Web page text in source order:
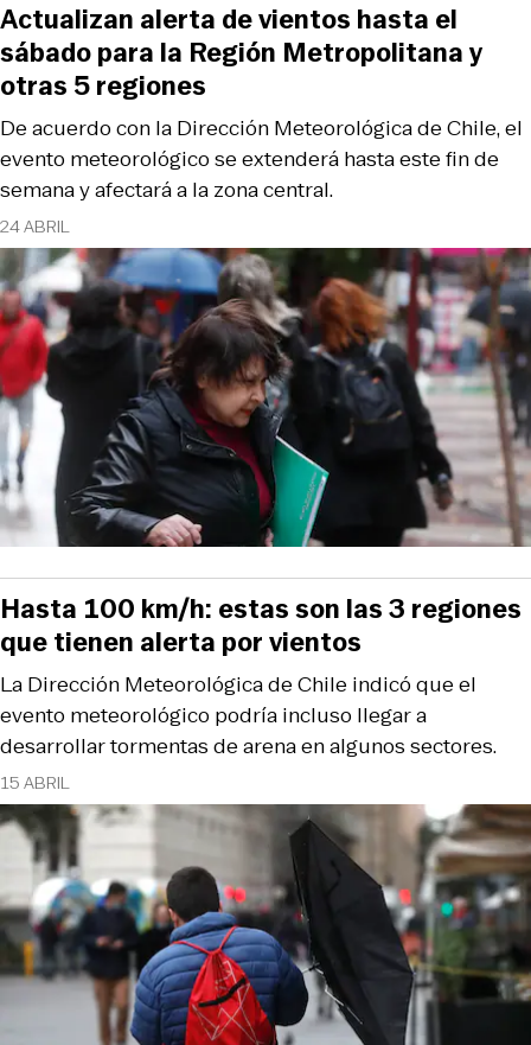
24 ABRIL
De acuerdo con la Dirección Meteorológica de Chile, el
evento meteorológico se extenderá hasta este fin de
semana y afectará a la zona central.
Actualizan alerta de vientos hasta el
sábado para la Región Metropolitana y
otras 5 regiones
15 ABRIL
La Dirección Meteorológica de Chile indicó que el
evento meteorológico podría incluso llegar a
desarrollar tormentas de arena en algunos sectores.
Hasta 100 km/h: estas son las 3 regiones
que tienen alerta por vientos